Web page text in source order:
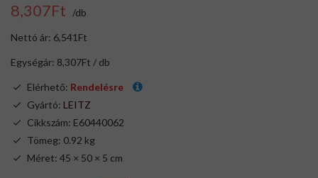
8,307Ft /db
Nettó ár: 6,541Ft
Egységár: 8,307Ft / db
Elérhető: Rendelésre
Gyártó: LEITZ
Cikkszám: E60440062
Tömeg: 0.92 kg
Méret: 45 × 50 × 5 cm